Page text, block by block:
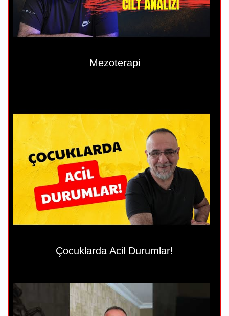
Mezoterapi
Çocuklarda Acil Durumlar!